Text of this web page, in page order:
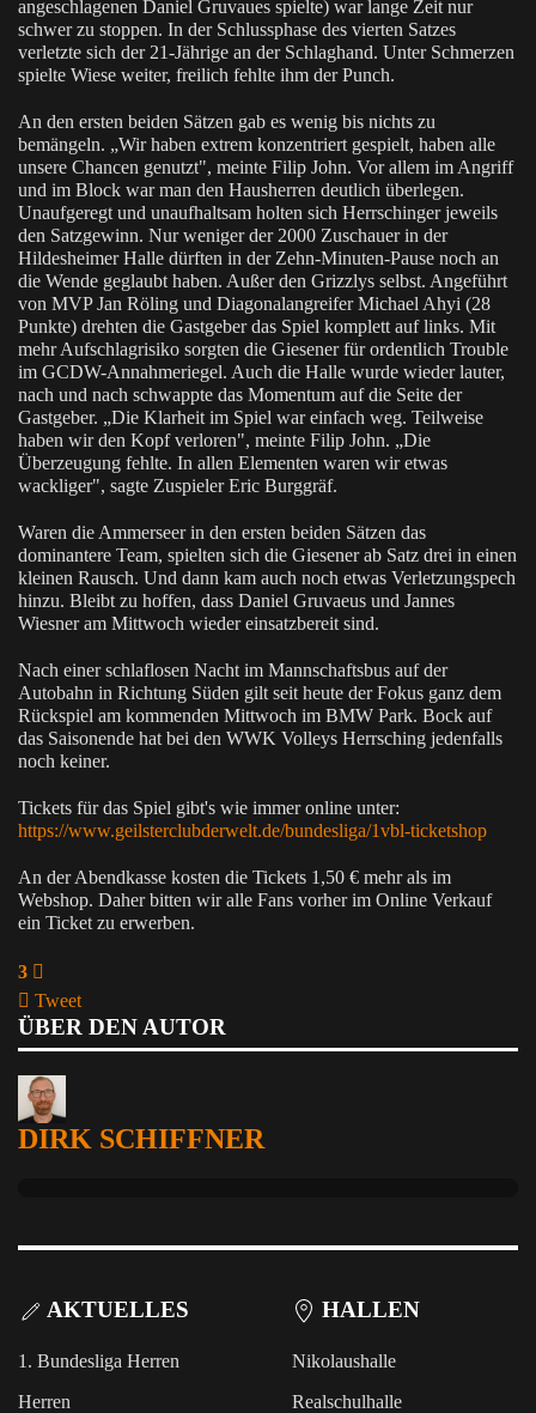
angeschlagenen Daniel Gruvaues spielte) war lange Zeit nur
schwer zu stoppen. In der Schlussphase des vierten Satzes
verletzte sich der 21-Jährige an der Schlaghand. Unter Schmerzen
spielte Wiese weiter, freilich fehlte ihm der Punch.
An den ersten beiden Sätzen gab es wenig bis nichts zu
bemängeln. „Wir haben extrem konzentriert gespielt, haben alle
unsere Chancen genutzt", meinte Filip John. Vor allem im Angriff
und im Block war man den Hausherren deutlich überlegen.
Unaufgeregt und unaufhaltsam holten sich Herrschinger jeweils
den Satzgewinn. Nur weniger der 2000 Zuschauer in der
Hildesheimer Halle dürften in der Zehn-Minuten-Pause noch an
die Wende geglaubt haben. Außer den Grizzlys selbst. Angeführt
von MVP Jan Röling und Diagonalangreifer Michael Ahyi (28
Punkte) drehten die Gastgeber das Spiel komplett auf links. Mit
mehr Aufschlagrisiko sorgten die Giesener für ordentlich Trouble
im GCDW-Annahmeriegel. Auch die Halle wurde wieder lauter,
nach und nach schwappte das Momentum auf die Seite der
Gastgeber. „Die Klarheit im Spiel war einfach weg. Teilweise
haben wir den Kopf verloren", meinte Filip John. „Die
Überzeugung fehlte. In allen Elementen waren wir etwas
wackliger", sagte Zuspieler Eric Burggräf.
Waren die Ammerseer in den ersten beiden Sätzen das
dominantere Team, spielten sich die Giesener ab Satz drei in einen
kleinen Rausch. Und dann kam auch noch etwas Verletzungspech
hinzu. Bleibt zu hoffen, dass Daniel Gruvaeus und Jannes
Wiesner am Mittwoch wieder einsatzbereit sind.
Nach einer schlaflosen Nacht im Mannschaftsbus auf der
Autobahn in Richtung Süden gilt seit heute der Fokus ganz dem
Rückspiel am kommenden Mittwoch im BMW Park. Bock auf
das Saisonende hat bei den WWK Volleys Herrsching jedenfalls
noch keiner.
Tickets für das Spiel gibt's wie immer online unter:
https://www.geilsterclubderwelt.de/bundesliga/1vbl-ticketshop
An der Abendkasse kosten die Tickets 1,50 € mehr als im
Webshop. Daher bitten wir alle Fans vorher im Online Verkauf
ein Ticket zu erwerben.
3
Tweet
pinterest
ÜBER DEN AUTOR
DIRK SCHIFFNER
AKTUELLES
1. Bundesliga Herren
Herren
HALLEN
Nikolaushalle
Realschulhalle